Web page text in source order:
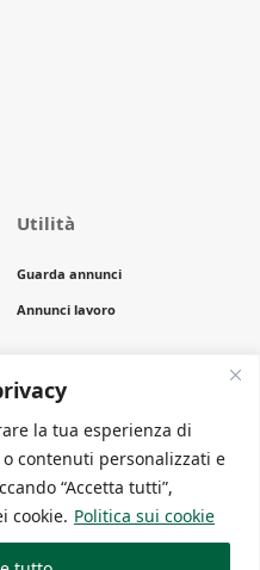
la tua esperienza di
contenuti personalizzati e
“Accetta tutti”,
cookie. Politica sui cookie
Utilità
Guarda annunci
Annunci lavoro